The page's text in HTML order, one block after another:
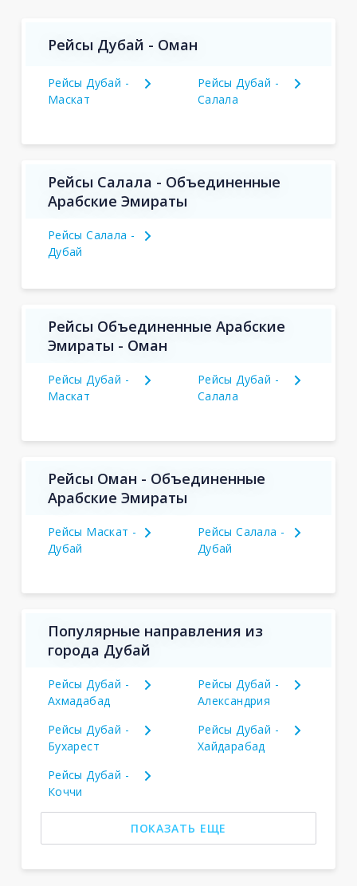
Рейсы Дубай - Оман
Рейсы Дубай -
Маскат
Рейсы Дубай -
Салала
Рейсы Салала - Объединенные
Арабские Эмираты
Рейсы Салала -
Дубай
Рейсы Объединенные Арабские
Эмираты - Оман
Рейсы Дубай -
Маскат
Рейсы Дубай -
Салала
Рейсы Оман - Объединенные
Арабские Эмираты
Рейсы Маскат -
Дубай
Рейсы Салала -
Дубай
Популярные направления из
города Дубай
Рейсы Дубай -
Ахмадабад
Рейсы Дубай -
Александрия
Рейсы Дубай -
Бухарест
Рейсы Дубай -
Хайдарабад
Рейсы Дубай -
Коччи
ПОКАЗАТЬ ЕЩЕ